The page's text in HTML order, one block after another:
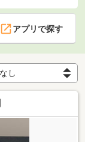
アプリで探す